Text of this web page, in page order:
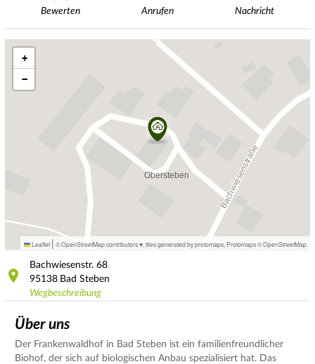
Bewerten Anrufen Nachricht
+
−
Leaflet | © OpenStreetMap contributors ♥, tiles generated by protomaps Protomaps©OpenStreetMap
Bachwiesenstr. 68
95138 Bad Steben
Wegbeschreibung
Über uns
Der Frankenwaldhof in Bad Steben ist ein familienfreundlicher
Biohof, der sich auf biologischen Anbau spezialisiert hat. Das